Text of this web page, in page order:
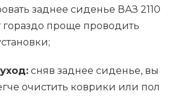
заднее сиденье ВАЗ 2110
гораздо проще проводить
сняв заднее сиденье, вы
очистить коврики или пол